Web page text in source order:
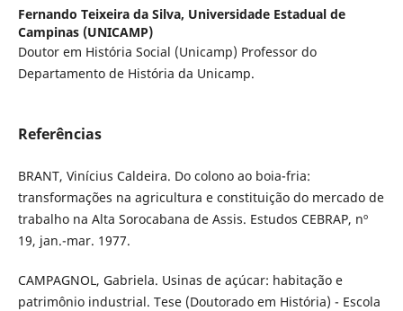
Fernando Teixeira da Silva, Universidade Estadual de
Campinas (UNICAMP)
Doutor em História Social (Unicamp) Professor do
Departamento de História da Unicamp.
Referências
BRANT, Vinícius Caldeira. Do colono ao boia-fria:
transformações na agricultura e constituição do mercado de
trabalho na Alta Sorocabana de Assis. Estudos CEBRAP, nº
19, jan.-mar. 1977.
CAMPAGNOL, Gabriela. Usinas de açúcar: habitação e
patrimônio industrial. Tese (Doutorado em História) - Escola